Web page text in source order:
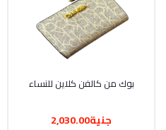
أضف إلى السلة
بوك من كالفن كلاين للنساء
جنية2,030.00